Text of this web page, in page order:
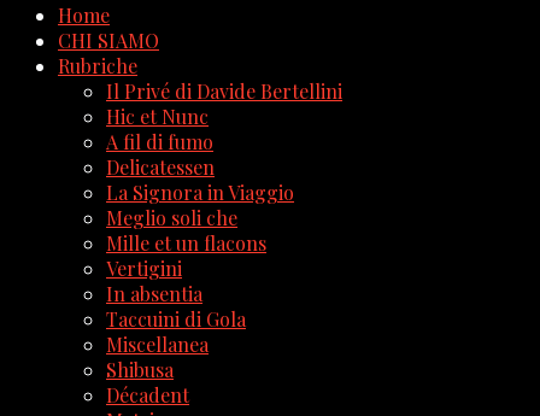
Home
CHI SIAMO
Rubriche
Il Privé di Davide Bertellini
Hic et Nunc
A fil di fumo
Delicatessen
La Signora in Viaggio
Meglio soli che
Mille et un flacons
Vertigini
In absentia
Taccuini di Gola
Miscellanea
Shibusa
Décadent